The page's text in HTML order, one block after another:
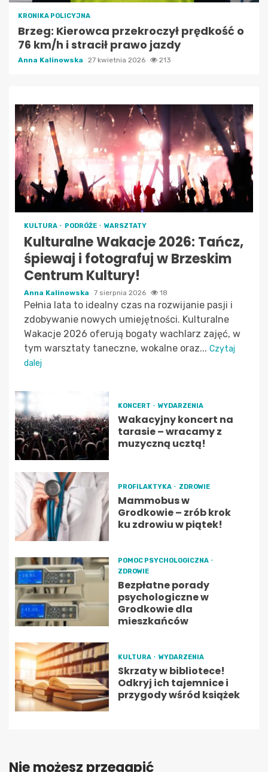
KRONIKA POLICYJNA
Brzeg: Kierowca przekroczył prędkość o
76 km/h i stracił prawo jazdy
Anna Kalinowska 27 kwietnia 2026 213
KULTURA PODRÓŻE WARSZTATY
Kulturalne Wakacje 2026: Tańcz,
śpiewaj i fotografuj w Brzeskim
Centrum Kultury!
Anna Kalinowska 7 sierpnia 2026 18
Pełnia lata to idealny czas na rozwijanie pasji i
zdobywanie nowych umiejętności. Kulturalne
Wakacje 2026 oferują bogaty wachlarz zajęć, w
tym warsztaty taneczne, wokalne oraz... Czytaj
dalej
KONCERT WYDARZENIA
Wakacyjny koncert na
tarasie – wracamy z
muzyczną ucztą!
PROFILAKTYKA ZDROWIE
Mammobus w
Grodkowie – zrób krok
ku zdrowiu w piątek!
POMOC PSYCHOLOGICZNA
ZDROWIE
Bezpłatne porady
psychologiczne w
Grodkowie dla
mieszkańców
KULTURA WYDARZENIA
Skrzaty w bibliotece!
Odkryj ich tajemnice i
przygody wśród książek
Nie możesz przegapić